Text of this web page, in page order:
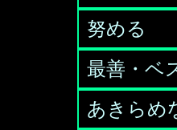
努める
最善・ベ
あきらめ